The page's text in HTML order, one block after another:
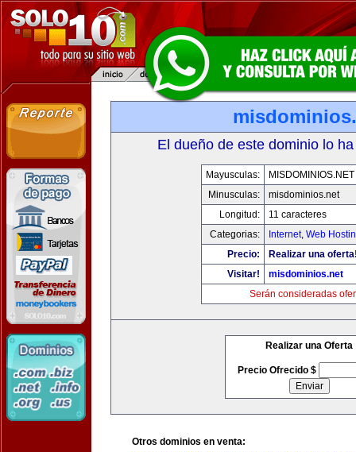
El dueño de este dominio lo
Mayusculas:
MISDOMINIOS.NET
Minusculas:
misdominios.net
Longitud:
11 caracteres
Categorias:
Internet, Web
Precio:
Realizar una
Visitar!
misdominios.net
Serán consideradas
Realizar una Oferta
Precio Ofrecido $
Otros dominios en venta: